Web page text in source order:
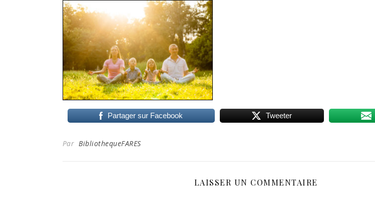
Partager sur Facebook Tweeter
Par BibliothequeFARES
LAISSER UN COMMENTAIRE